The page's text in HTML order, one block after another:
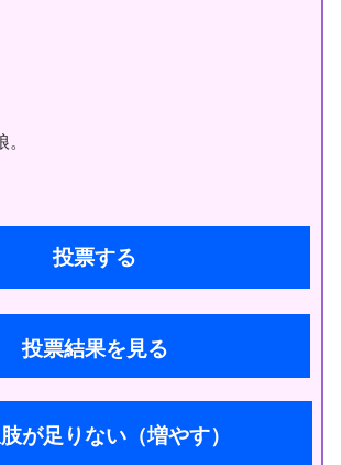
投票結果を見る
が足りない（増やす）